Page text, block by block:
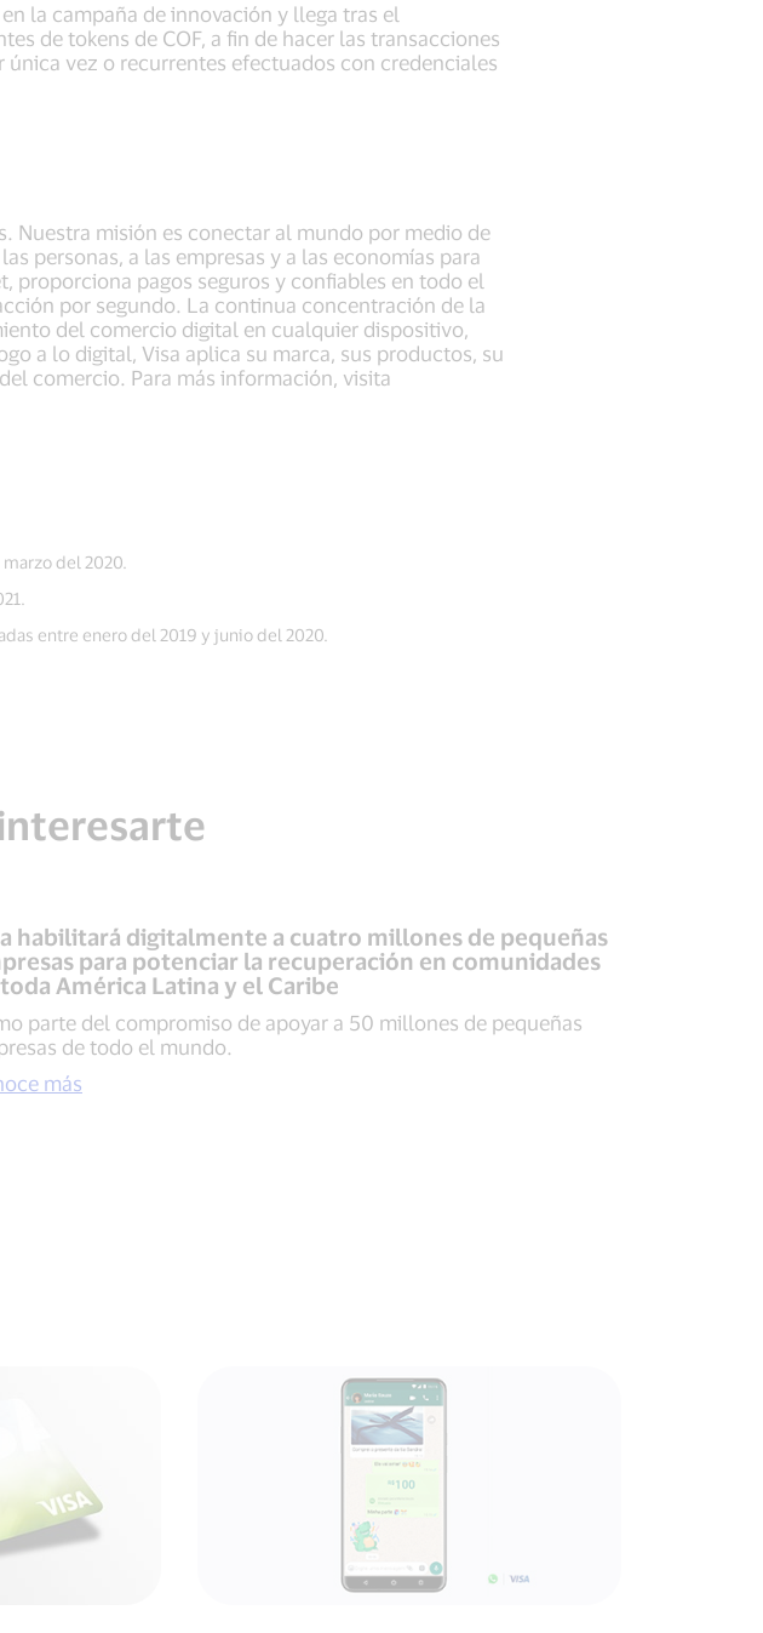
la campaña de innovación y llega tras el
de tokens de COF, a fin de hacer las transacciones
vez o recurrentes efectuados con credenciales
Nuestra misión es conectar al mundo por medio de
personas, a las empresas y a las economías para
proporciona pagos seguros y confiables en todo el
por segundo. La continua concentración de la
del comercio digital en cualquier dispositivo,
a lo digital, Visa aplica su marca, sus productos, su
comercio. Para más información, visita
del 2020.
entre enero del 2019 y junio del 2020.
habilitará digitalmente a cuatro millones de pequeñas
para potenciar la recuperación en comunidades
América Latina y el Caribe
parte del compromiso de apoyar a 50 millones de pequeñas
de todo el mundo.
más